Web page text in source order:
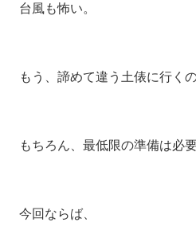
台風も怖い。
もう、諦めて違う土俵に行く
もちろん、最低限の準備は必要
今回ならば、